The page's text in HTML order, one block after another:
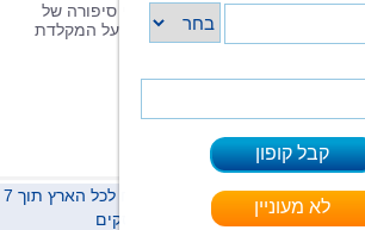
כתבו יחד אסתר ומיכאל, על פי סיפורה של
שהטראומה לא אפשרה לה לדמם על המקלדת
89 ₪
משלוח לכל הארץ תוך 7
ימי עסקים